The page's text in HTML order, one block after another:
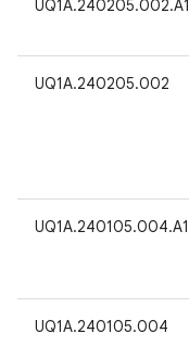
UQ1A.240205.002.A1
UQ1A.240205.002
UQ1A.240105.004.A1
UQ1A.240105.004